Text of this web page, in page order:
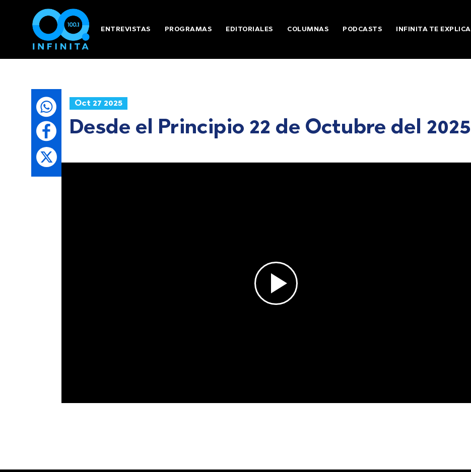
ENTREVISTAS PROGRAMAS EDITORIALES COLUMNAS PODCASTS INFINITA TE EXPLICA
Oct 27 2025
Desde el Principio 22 de Octubre del 2025